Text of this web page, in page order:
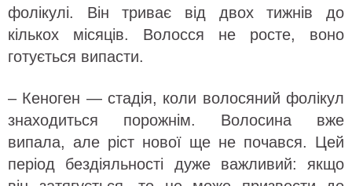
фолікулі. Він триває від двох тижнів до
кількох місяців. Волосся не росте, воно
готується випасти.
– Кеноген — стадія, коли волосяний фолікул
знаходиться порожнім. Волосина вже
випала, але ріст нової ще не почався. Цей
період бездіяльності дуже важливий: якщо